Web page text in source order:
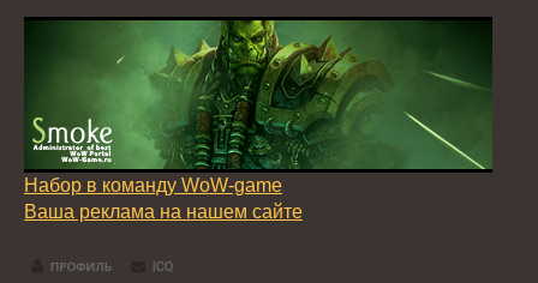
Набор в команду WoW-game
Ваша реклама на нашем сайте